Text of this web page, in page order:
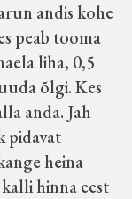
andis kohe
peab tooma
liha, 0,5
õlgi. Kes
anda. Jah
pidavat
heina
hinna eest